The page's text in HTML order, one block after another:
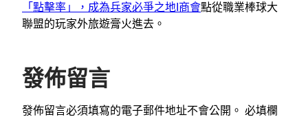
「點擊率」，成為兵家必爭之地I商會點從職業棒球大
聯盟的玩家外旅遊膏火進去。
發佈留言
發佈留言必須填寫的電子郵件地址不會公開。 必填欄